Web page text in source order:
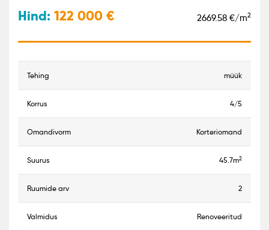
Hind: 122 000 2669.58 €/m2
tehing müük
korrus 4/5
omandivorm Korteriomand
suurus 45.7m2
ruumide arv 2
valmidus Renoveeritud